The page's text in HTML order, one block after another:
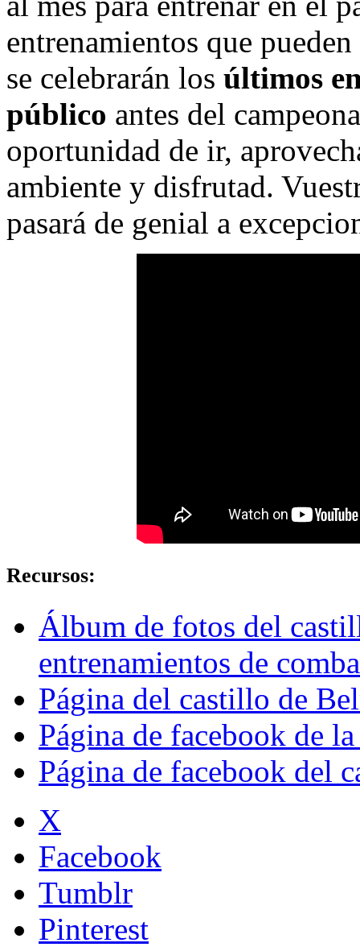
entrenamientos que
se celebrarán los últimos
público antes del
oportunidad de ir,
ambiente y disfrutad.
pasará de genial a
Recursos:
Álbum de fotos del
entrenamientos de
Página del castillo de
Página de facebook de
Página de facebook del
X
Facebook
Tumblr
Pinterest